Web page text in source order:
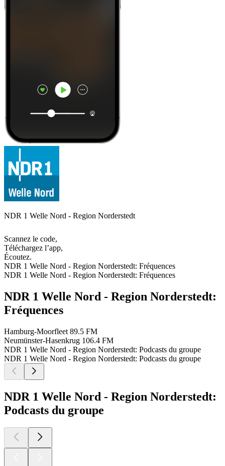
NDR 1 Welle Nord - Region Norderstedt
Scannez le code,
Téléchargez l’app,
Écoutez.
NDR 1 Welle Nord - Region Norderstedt: Fréquences
NDR 1 Welle Nord - Region Norderstedt: Fréquences
NDR 1 Welle Nord - Region Norderstedt:
Fréquences
Hamburg-Moorfleet 89.5 FM
Neumünster-Hasenkrug 106.4 FM
NDR 1 Welle Nord - Region Norderstedt: Podcasts du groupe
NDR 1 Welle Nord - Region Norderstedt: Podcasts du groupe
NDR 1 Welle Nord - Region Norderstedt:
Podcasts du groupe